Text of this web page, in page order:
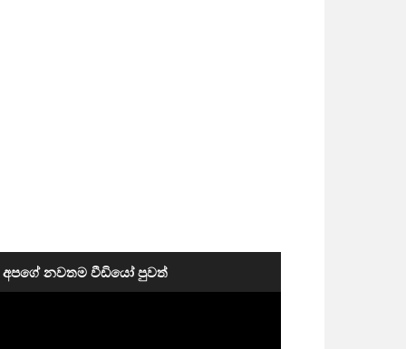
අපගේ නවතම වීඩියෝ පුවත්